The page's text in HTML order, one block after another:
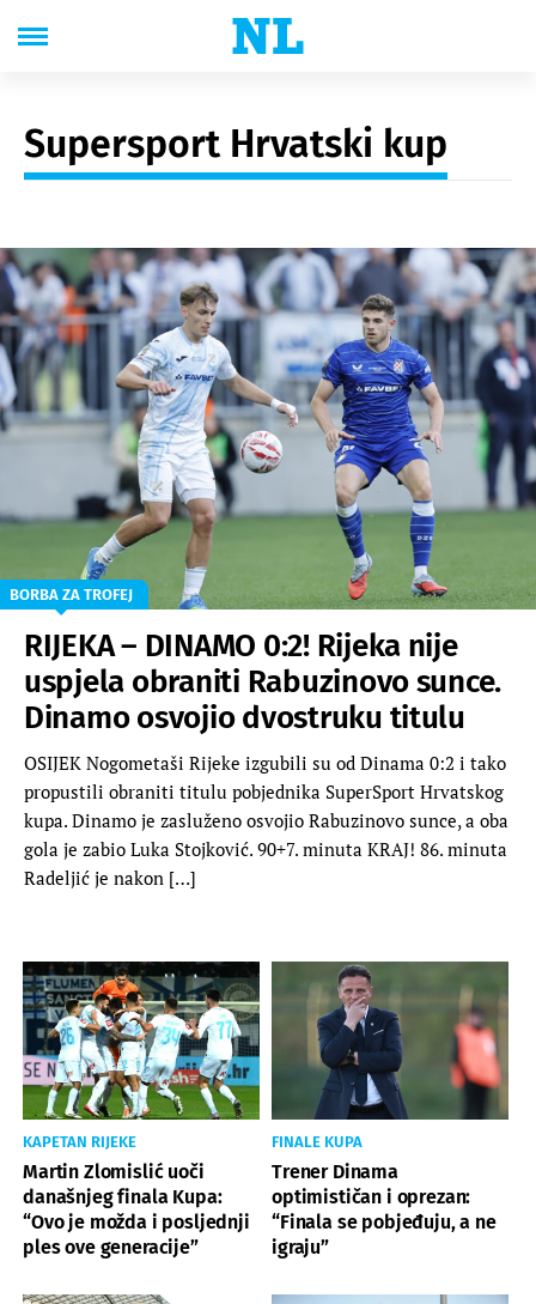
Supersport Hrvatski kup
BORBA ZA TROFEJ
RIJEKA – DINAMO 0:2! Rijeka nije
uspjela obraniti Rabuzinovo sunce.
Dinamo osvojio dvostruku titulu
OSIJEK Nogometaši Rijeke izgubili su od Dinama 0:2 i tako
propustili obraniti titulu pobjednika SuperSport Hrvatskog
kupa. Dinamo je zasluženo osvojio Rabuzinovo sunce, a oba
gola je zabio Luka Stojković. 90+7. minuta KRAJ! 86. minuta
Radeljić je nakon […]
KAPETAN RIJEKE
Martin Zlomislić uoči
današnjeg finala Kupa:
“Ovo je možda i posljednji
ples ove generacije”
FINALE KUPA
Trener Dinama
optimističan i oprezan:
“Finala se pobjeđuju, a ne
igraju”